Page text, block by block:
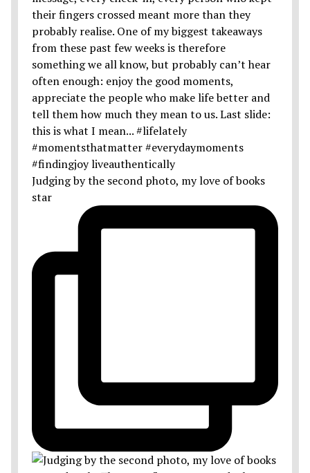
Judging by the second photo, my love of books
star